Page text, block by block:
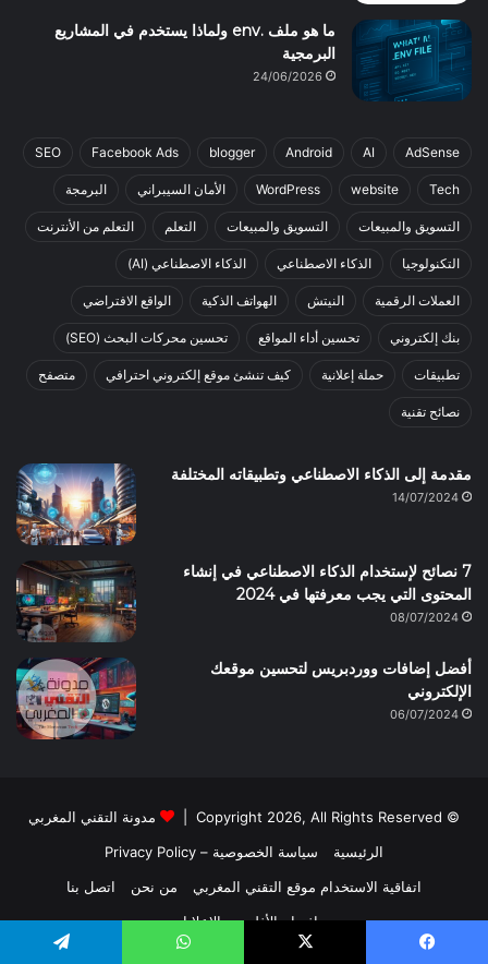
ما هو ملف .env ولماذا يستخدم في المشاريع
البرمجية
24/06/2026
AdSense
AI
Android
blogger
Facebook Ads
SEO
Tech
website
WordPress الأمان السيبراني البرمجة
التسويق والمبيعات التسويق والمبيعات التعلم التعلم من الأنترنت
التكنولوجيا الذكاء الاصطناعي الذكاء الاصطناعي (AI)
العملات الرقمية النيتش الهواتف الذكية الواقع الافتراضي
بنك إلكتروني تحسين أداء المواقع تحسين محركات البحث (SEO)
تطبيقات حملة إعلانية كيف تنشئ موقع إلكتروني احترافي متصفح
نصائح تقنية
مقدمة إلى الذكاء الاصطناعي وتطبيقاته المختلفة
14/07/2024
7 نصائح لإستخدام الذكاء الاصطناعي في إنشاء
المحتوى التي يجب معرفتها في 2024
08/07/2024
أفضل إضافات ووردبريس لتحسين موقعك
الإلكتروني
06/07/2024
© Copyright 2026, All Rights Reserved |
مدونة التقني المغربي
الرئيسية
سياسة الخصوصية – Privacy Policy
اتفاقية الاستخدام موقع التقني المغربي
من نحن
اتصل بنا
إفصاح الأفلييت والإعلانات